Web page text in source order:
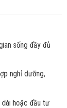
sống đầy đủ
nghỉ dưỡng,
dài hoặc đầu tư